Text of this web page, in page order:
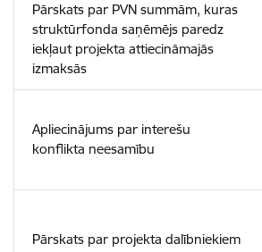
Pārskats par PVN summām, kuras
struktūrfonda saņēmējs paredz
iekļaut projekta attiecināmajās
izmaksās
Apliecinājums par interešu
konflikta neesamību
Pārskats par projekta dalībniekiem